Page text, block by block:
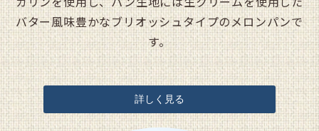
バター風味豊かなブリオッシュタイプのメロンパンで
す。
詳しく見る